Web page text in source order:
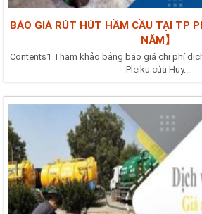
BÁO GIÁ RÚT HÚT HẦM CẦU TẠI TP
NĂM】
Contents1 Tham khảo bảng báo giá chi phí
Pleiku của Huy...